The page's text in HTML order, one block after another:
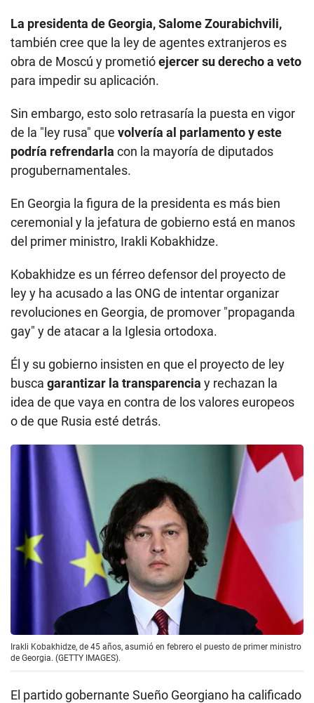
La presidenta de Georgia, Salome Zourabichvili,
también cree que la ley de agentes extranjeros es
obra de Moscú y prometióejercer su derecho a veto
para impedir su aplicación.
Sin embargo, esto solo retrasaría la puesta en vigor
de la "ley rusa" que volvería al parlamento y este
podría refrendarla con la mayoría de diputados
progubernamentales.
En Georgia la figura de la presidenta es más bien
ceremonial y la jefatura de gobierno está en manos
del primer ministro, Irakli Kobakhidze.
Kobakhidze es un férreo defensor del proyecto de
ley y ha acusado a las ONG de intentar organizar
revoluciones en Georgia, de promover "propaganda
gay" y de atacar a la Iglesia ortodoxa.
Él y su gobierno insisten en que el proyecto de ley
busca garantizar la transparencia y rechazan la
idea de que vaya en contra de los valores europeos
o de que Rusia esté detrás.
Irakli Kobakhidze, de 45 años, asumió en febrero el puesto de primer ministro
de Georgia. (GETTY IMAGES).
El partido gobernante Sueño Georgiano ha calificado